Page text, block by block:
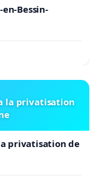
Bessin-
a la privatisation
la privatisation de